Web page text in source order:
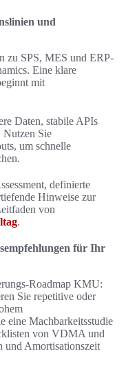
und
zu SPS, MES und ERP-
Eine klare
mit
Daten, stabile APIs
Nutzen Sie
um schnelle
definierte
Hinweise zur
von
.
für Ihr
Roadmap KMU:
Sie repetitive oder
eine Machbarkeitsstudie
von VDMA und
und Amortisationszeit